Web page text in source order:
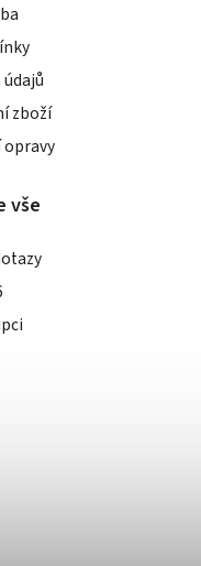
zboží
opravy
vše